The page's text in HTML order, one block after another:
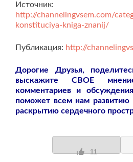
Источник:
http://channelingvsem.com/
konstituciya-kniga-znanij/
Публикация: http://
Дорогие Друзья,
выскажите СВОЕ
комментариев и
поможет всем нам
раскрытию сердечного
11